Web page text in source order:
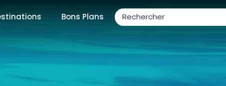
Bons Plans
populaires